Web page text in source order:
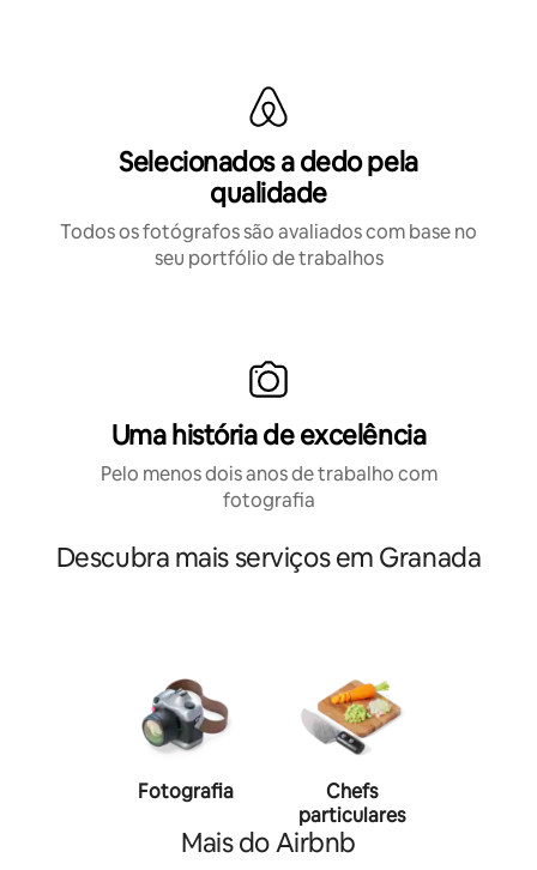
Selecionados a dedo pela
qualidade
Todos os fotógrafos são avaliados com base no
seu portfólio de trabalhos
Uma história de excelência
Pelo menos dois anos de trabalho com
fotografia
Descubra mais serviços em Granada
Fotografia
Chefs
particulares
Mais do Airbnb